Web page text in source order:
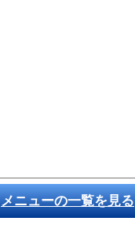
メニューの一覧を見る